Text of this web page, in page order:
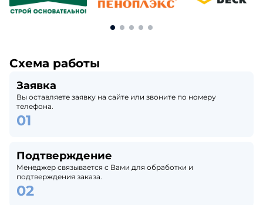
Схема работы
Заявка
Вы оставляете заявку на сайте или звоните по номеру
телефона.
Подтверждение
Менеджер связывается с Вами для обработки и
подтверждения заказа.